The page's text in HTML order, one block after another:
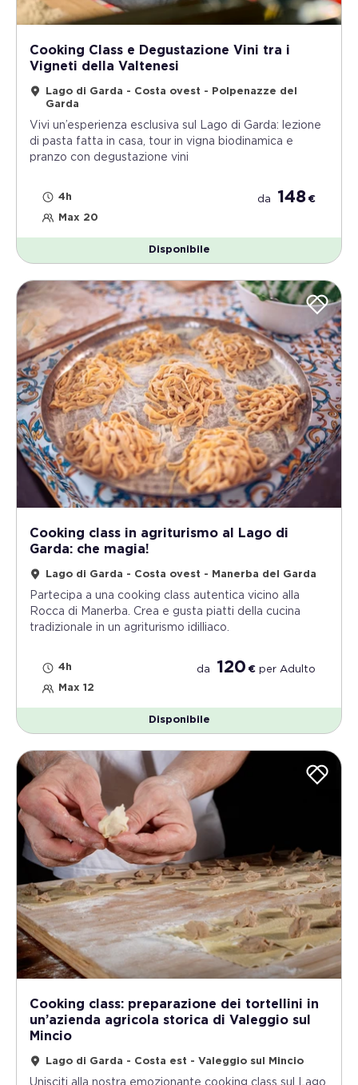
Cooking Class e Degustazione Vini tra i
Vigneti della Valtenesi
Lago di Garda - Costa ovest - Polpenazze del
Garda
Vivi un’esperienza esclusiva sul Lago di Garda: lezione
di pasta fatta in casa, tour in vigna biodinamica e
pranzo con degustazione vini
4h
Max 20
da 148 €
Disponibile
Cooking class in agriturismo al Lago di
Garda: che magia!
Lago di Garda - Costa ovest - Manerba del Garda
Partecipa a una cooking class autentica vicino alla
Rocca di Manerba. Crea e gusta piatti della cucina
tradizionale in un agriturismo idilliaco.
4h
Max 12
da 120 € per Adulto
Disponibile
Cooking class: preparazione dei tortellini in
un’azienda agricola storica di Valeggio sul
Mincio
Lago di Garda - Costa est - Valeggio sul Mincio
Unisciti alla nostra emozionante cooking class sul Lago